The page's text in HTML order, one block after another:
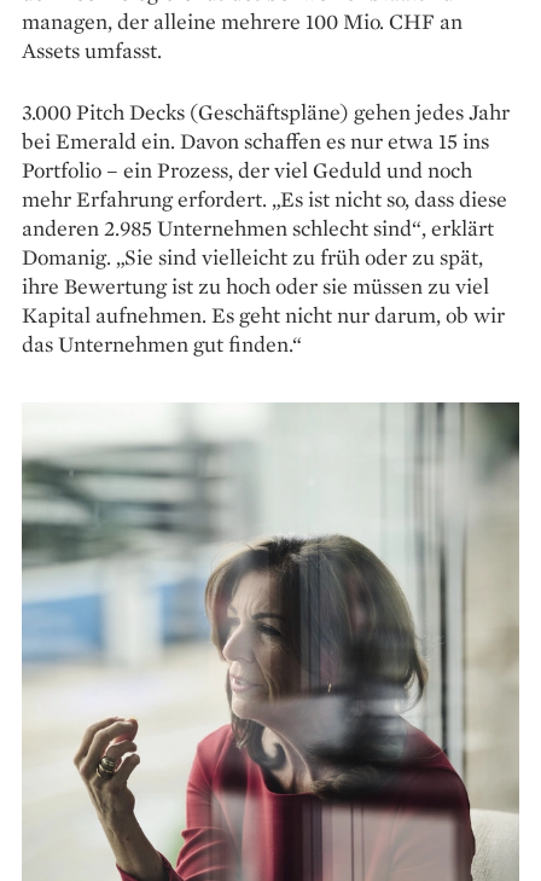
managen, der ­alleine mehrere 100 Mio. CHF an
Assets umfasst.
3.000 Pitch Decks (Geschäftspläne) gehen jedes Jahr
bei Emerald ein. Davon schaffen es nur etwa 15 ins
Portfolio – ein Prozess, der viel Geduld und noch
mehr ­Erfahrung erfordert. „Es ist nicht so, dass diese
anderen 2.985 Unternehmen schlecht sind“, erklärt
Domanig. „Sie sind vielleicht zu früh oder zu spät,
ihre Bewertung ist zu hoch oder sie müssen zu viel
Kapital ­aufnehmen. Es geht nicht nur darum, ob wir
das Unternehmen gut finden.“